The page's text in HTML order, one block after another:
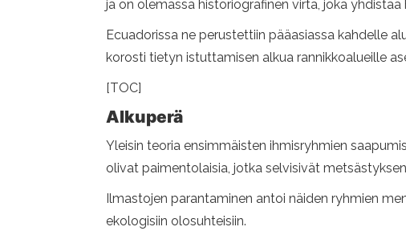
ja on olemassa historiografinen virta, joka
Ecuadorissa ne perustettiin pääasiassa kahdelle
korosti tietyn istuttamisen alkua rannikkoalueille
[TOC]
Alkuperä
Yleisin teoria ensimmäisten ihmisryhmien
olivat paimentolaisia, jotka selvisivät
Ilmastojen parantaminen antoi näiden ryhmien
ekologisiin olosuhteisiin.